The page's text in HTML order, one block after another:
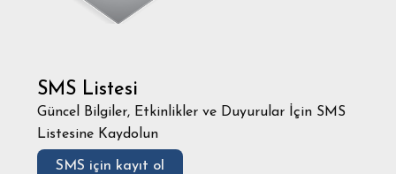
SMS Listesi
Güncel Bilgiler, Etkinlikler ve Duyurular İçin SMS
Listesine Kaydolun
SMS için kayıt ol